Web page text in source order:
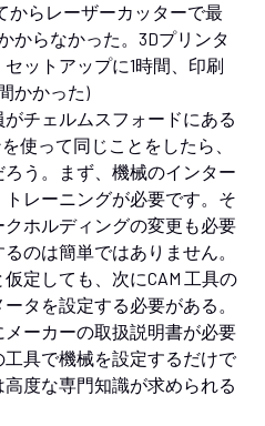
からレーザーカッターで最
からなかった。3Dプリンタ
ットアップに1時間、印刷
かかった)
チェルムスフォードにある
使って同じことをしたら、
う。まず、機械のインター
レーニングが必要です。そ
ホルディングの変更も必要
のは簡単ではありません。
定しても、次にCAM 工具の
タを設定する必要がある。
ーカーの取扱説明書が必要
具で機械を設定するだけで
度な専門知識が求められる